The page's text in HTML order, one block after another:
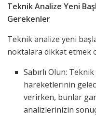
Teknik Analize Yeni
Gerekenler
Teknik analize yeni
noktalara dikkat etmek
Sabırlı Olun:
hareketlerinin
verirken, bunlar
analizlerinizin